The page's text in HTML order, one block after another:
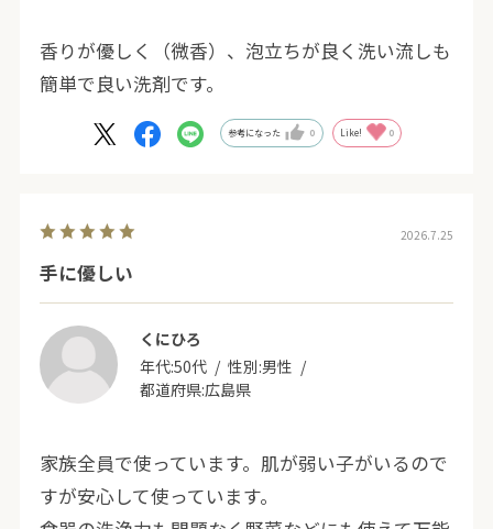
香りが優しく（微香）、泡立ちが良く洗い流しも
簡単で良い洗剤です。
参考になった 0 Like! 0
2026.7.25
手に優しい
くにひろ
年代:50代 性別:男性
都道府県:広島県
家族全員で使っています。肌が弱い子がいるので
すが安心して使っています。